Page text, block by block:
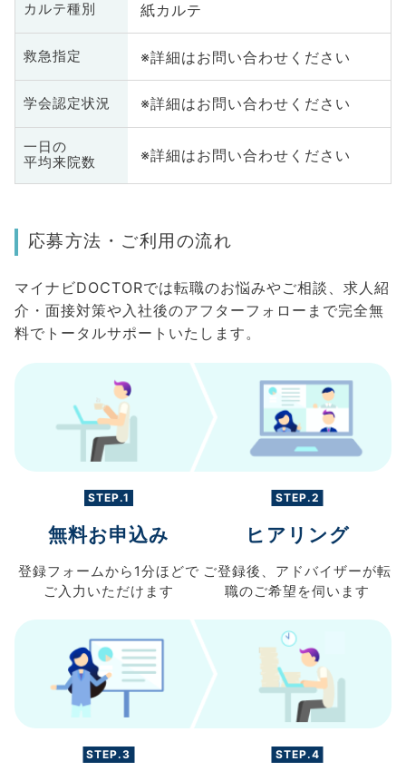
カルテ種別 紙カルテ
救急指定 ※詳細はお問い合わせください
学会認定状況 ※詳細はお問い合わせください
一日の
平均来院数
※詳細はお問い合わせください
応募方法・ご利用の流れ
マイナビDOCTORでは転職のお悩みやご相談、求人紹
介・面接対策や入社後のアフターフォローまで完全無
料でトータルサポートいたします。
STEP.1
無料お申込み
登録フォームから 1分ほどで
ご入力 いただけます
STEP.2
ヒアリング
ご登録後、 アドバイザーが転
職のご希望を伺います
STEP.3 STEP.4